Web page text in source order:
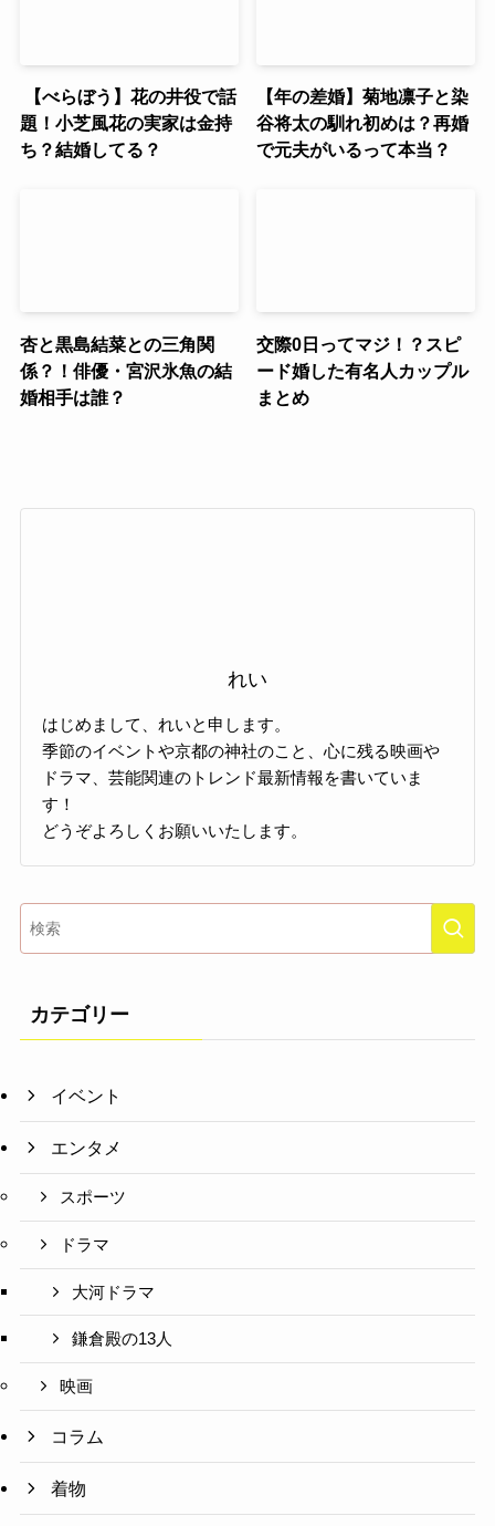
【べらぼう】花の井役で話
題！小芝風花の実家は金持
ち？結婚してる？
【年の差婚】菊地凛子と染
谷将太の馴れ初めは？再婚
で元夫がいるって本当？
杏と黒島結菜との三角関
係？！俳優・宮沢氷魚の結
婚相手は誰？
交際0日ってマジ！？スピ
ード婚した有名人カップル
まとめ
れい
はじめまして、れいと申します。
季節のイベントや京都の神社のこと、心に残る映画や
ドラマ、芸能関連のトレンド最新情報を書いていま
す！
どうぞよろしくお願いいたします。
カテゴリー
イベント
エンタメ
スポーツ
ドラマ
大河ドラマ
鎌倉殿の13人
映画
コラム
着物